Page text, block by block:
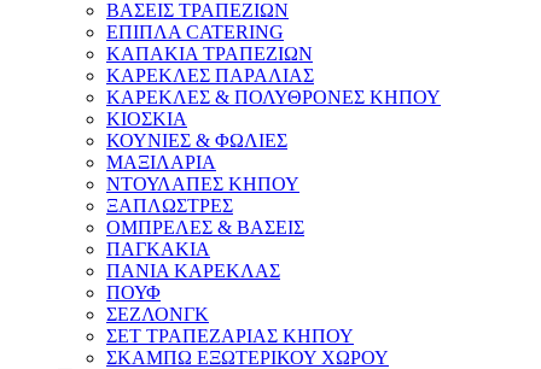
ΒΑΣΕΙΣ ΤΡΑΠΕΖΙΩΝ
ΕΠΙΠΛΑ CATERING
ΚΑΠΑΚΙΑ ΤΡΑΠΕΖΙΩΝ
ΚΑΡΕΚΛΕΣ ΠΑΡΑΛΙΑΣ
ΚΑΡΕΚΛΕΣ & ΠΟΛΥΘΡΟΝΕΣ ΚΗΠΟΥ
ΚΙΟΣΚΙΑ
ΚΟΥΝΙΕΣ & ΦΩΛΙΕΣ
ΜΑΞΙΛΑΡΙΑ
ΝΤΟΥΛΑΠΕΣ ΚΗΠΟΥ
ΞΑΠΛΩΣΤΡΕΣ
ΟΜΠΡΕΛΕΣ & ΒΑΣΕΙΣ
ΠΑΓΚΑΚΙΑ
ΠΑΝΙΑ ΚΑΡΕΚΛΑΣ
ΠΟΥΦ
ΣΕΖΛΟΝΓΚ
ΣΕΤ ΤΡΑΠΕΖΑΡΙΑΣ ΚΗΠΟΥ
ΣΚΑΜΠΩ ΕΞΩΤΕΡΙΚΟΥ ΧΩΡΟΥ